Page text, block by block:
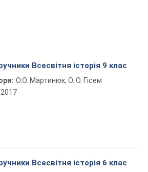
Всесвітня історія 9 клас
О.О. Мартинюк, О. О. Гісем
2017
Всесвітня історія 6 клас